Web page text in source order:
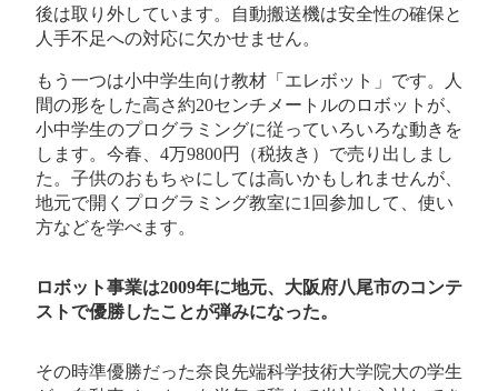
後は取り外しています。自動搬送機は安全性の確保と
人手不足への対応に欠かせません。
もう一つは小中学生向け教材「エレボット」です。人
間の形をした高さ約20センチメートルのロボットが、
小中学生のプログラミングに従っていろいろな動きを
します。今春、4万9800円（税抜き）で売り出しまし
た。子供のおもちゃにしては高いかもしれませんが、
地元で開くプログラミング教室に1回参加して、使い
方などを学べます。
ロボット事業は2009年に地元、大阪府八尾市のコンテ
ストで優勝したことが弾みになった。
その時準優勝だった奈良先端科学技術大学院大の学生